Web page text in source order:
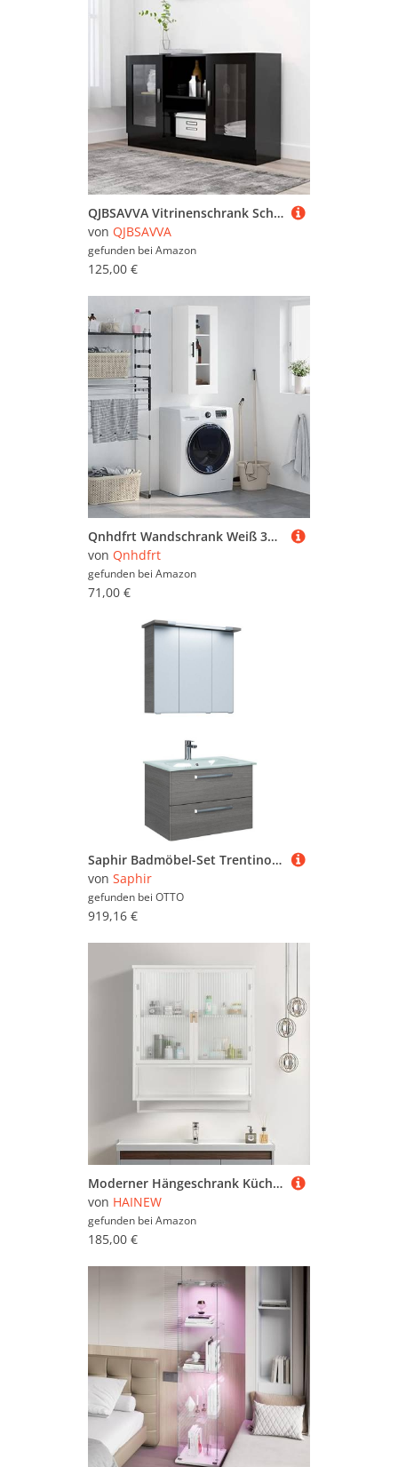
QJBSAVVA Vitrinenschrank Schwarz 120x30,5x70 cm aus Holzwerkstoff mit Glas - Moderner Aufbewahrungsschrank für Wohnzimmer, Küche & Flur
von QJBSAVVA
gefunden bei Amazon
125,00 €
Qnhdfrt Wandschrank Weiß 34,5x34x90 cm aus Holzwerkstoff & Glas - Moderner Hängeschrank für Küche, Wohnzimmer & Flur mit viel Stauraum
von Qnhdfrt
gefunden bei Amazon
71,00 €
Saphir Badmöbel-Set Trentino 2-teilig Glas-Waschtisch, Spiegelschrank mit LED-Profil, (3-St), Badmöbel-Set 77cm breit, inkl. Türdämpfer, 3 Türen, 2 Auszügen
von Saphir
gefunden bei OTTO
919,16 €
Moderner Hängeschrank Küchenschrank Wandschrank mit 2 Glastüren, Metal und Glas Badschrank Sideboard Hängend Medizinschrank mit Offener Stauraum und Handtuchhalter für Küche Bad, 60×23×78cm (Weiß)
von HAINEW
gefunden bei Amazon
185,00 €